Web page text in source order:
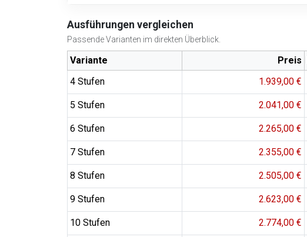
Ausführungen vergleichen
Passende Varianten im direkten Überblick.
Variante Preis
4 Stufen
1.939,00 €
5 Stufen 2.041,00 €
6 Stufen 2.265,00 €
7 Stufen 2.355,00 €
8 Stufen 2.505,00 €
9 Stufen 2.623,00 €
10 Stufen 2.774,00 €